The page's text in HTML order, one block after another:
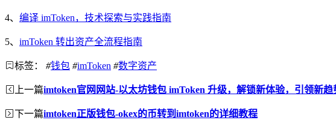
4、 编译 imToken，技术探索与实践指南
5、 imToken 转出资产全流程指南
标签： #钱包 #imToken #数字资产
上一篇imtoken官网网站-以太坊钱包 imToken 升级，解锁新体验，引领新趋
下一篇imtoken正版钱包-okex的币转到imtoken的详细教程